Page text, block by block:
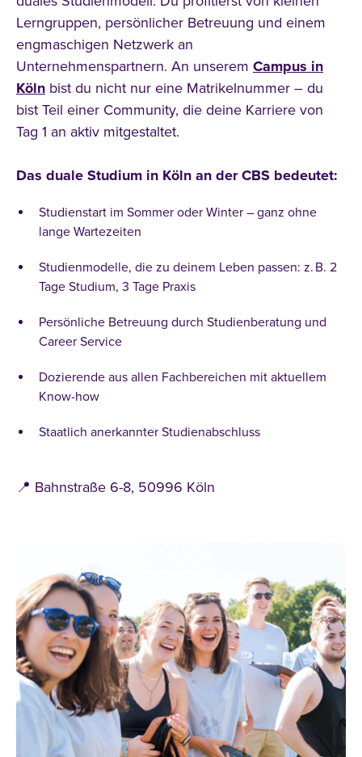
Lerngruppen, persönlicher Betreuung und einem
engmaschigen Netzwerk an
Unternehmenspartnern. An unserem Campus in
Köln bist du nicht nur eine Matrikelnummer – du
bist Teil einer Community, die deine Karriere von
Tag 1 an aktiv mitgestaltet.
Das duale Studium in Köln an der CBS bedeutet:
Studienstart im Sommer oder Winter – ganz ohne
lange Wartezeiten
Studienmodelle, die zu deinem Leben passen: z. B. 2
Tage Studium, 3 Tage Praxis
Persönliche Betreuung durch Studienberatung und
Career Service
Dozierende aus allen Fachbereichen mit aktuellem
Know-how
Staatlich anerkannter Studienabschluss
📍 Bahnstraße 6-8, 50996 Köln
Studienmodell
Vollzeit
Dual
Berufsbegleitend
Themenfeld
Soziales
Gesundheit
Wirtschaftspsychologie
Vertrieb
Marketing
Finanzmanagement
alle Filter zurücksetzen